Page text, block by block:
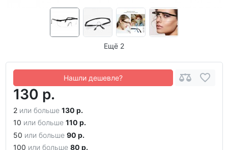
Ещё 2
Нашли дешевле?
130 р.
2 или больше 130 р.
10 или больше 110 р.
50 или больше 90 р.
100 или больше 80 р.